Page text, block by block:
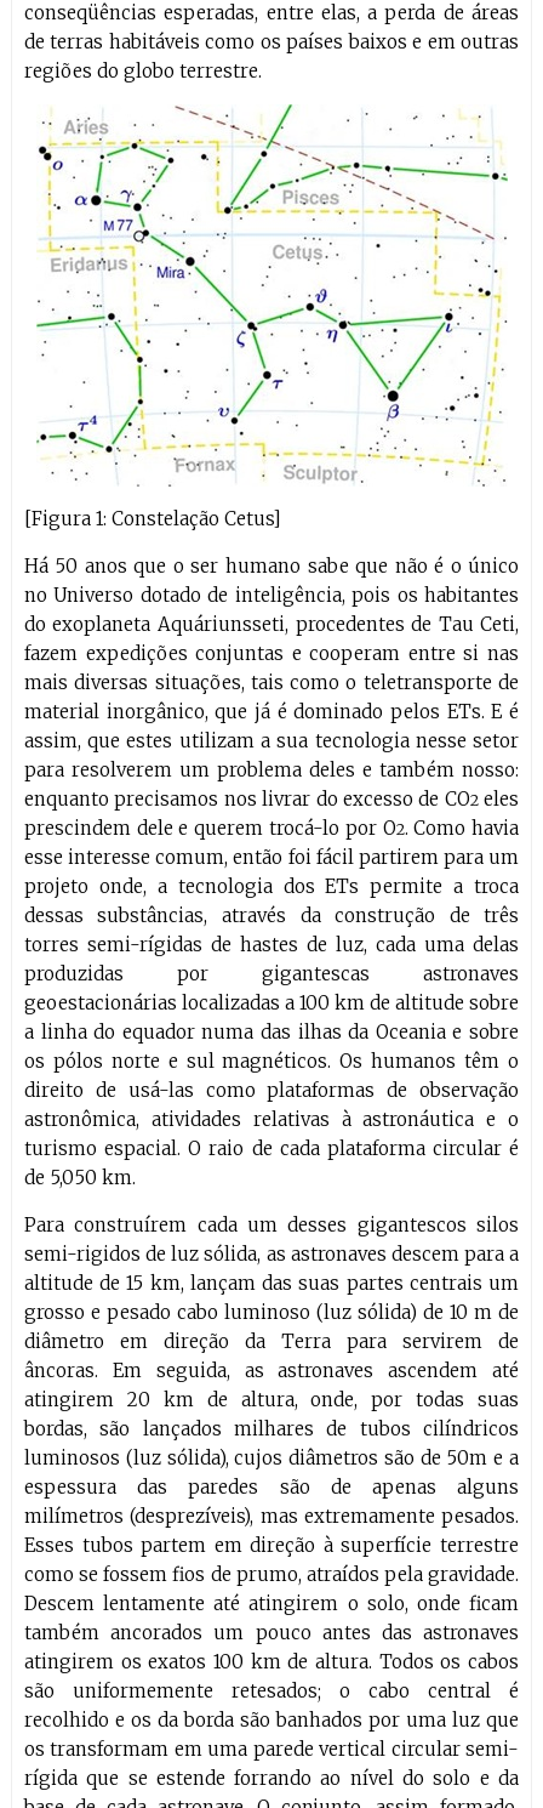
conseqüências esperadas, entre elas, a perda de áreas
de terras habitáveis como os países baixos e em outras
regiões do globo terrestre.
[Figura 1: Constelação Cetus]
Há 50 anos que o ser humano sabe que não é o único
no Universo dotado de inteligência, pois os habitantes
do exoplaneta Aquáriunsseti, procedentes de Tau Ceti,
fazem expedições conjuntas e cooperam entre si nas
mais diversas situações, tais como o teletransporte de
material inorgânico, que já é dominado pelos ETs. E é
assim, que estes utilizam a sua tecnologia nesse setor
para resolverem um problema deles e também nosso:
enquanto precisamos nos livrar do excesso de CO2eles
prescindem dele e querem trocá-lo por O2. Como havia
esse interesse comum, então foi fácil partirem para um
projeto onde, a tecnologia dos ETs permite a troca
dessas substâncias, através da construção de três
torres semi-rígidas de hastes de luz, cada uma delas
produzidas por gigantescas astronaves
geoestacionárias localizadas a 100 km de altitude sobre
a linha do equador numa das ilhas da Oceania e sobre
os pólos norte e sul magnéticos. Os humanos têm o
direito de usá-las como plataformas de observação
astronômica, atividades relativas à astronáutica e o
turismo espacial. O raio de cada plataforma circular é
de 5,050 km.
Para construírem cada um desses gigantescos silos
semi-rigidos de luz sólida, as astronaves descem para a
altitude de 15 km, lançam das suas partes centrais um
grosso e pesado cabo luminoso (luz sólida) de 10 m de
diâmetro em direção da Terra para servirem de
âncoras. Em seguida, as astronaves ascendem até
atingirem 20 km de altura, onde, por todas suas
bordas, são lançados milhares de tubos cilíndricos
luminosos (luz sólida), cujos diâmetros são de 50m e a
espessura das paredes são de apenas alguns
milímetros (desprezíveis), mas extremamente pesados.
Esses tubos partem em direção à superfície terrestre
como se fossem fios de prumo, atraídos pela gravidade.
Descem lentamente até atingirem o solo, onde ficam
também ancorados um pouco antes das astronaves
atingirem os exatos 100 km de altura. Todos os cabos
são uniformemente retesados; o cabo central é
recolhido e os da borda são banhados por uma luz que
os transformam em uma parede vertical circular semi-
rígida que se estende forrando ao nível do solo e da